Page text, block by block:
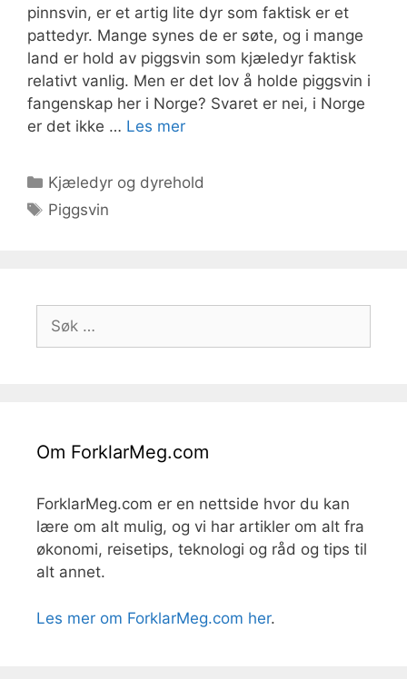
pinnsvin, er et artig lite dyr som faktisk er et
pattedyr. Mange synes de er søte, og i mange
land er hold av piggsvin som kjæledyr faktisk
relativt vanlig. Men er det lov å holde piggsvin i
fangenskap her i Norge? Svaret er nei, i Norge
er det ikke … Les mer
Kategorier
Kjæledyr og dyrehold
Stikkord
Piggsvin
Søk
etter:
Om ForklarMeg.com
ForklarMeg.com er en nettside hvor du kan
lære om alt mulig, og vi har artikler om alt fra
økonomi, reisetips, teknologi og råd og tips til
alt annet.
Les mer om ForklarMeg.com her.